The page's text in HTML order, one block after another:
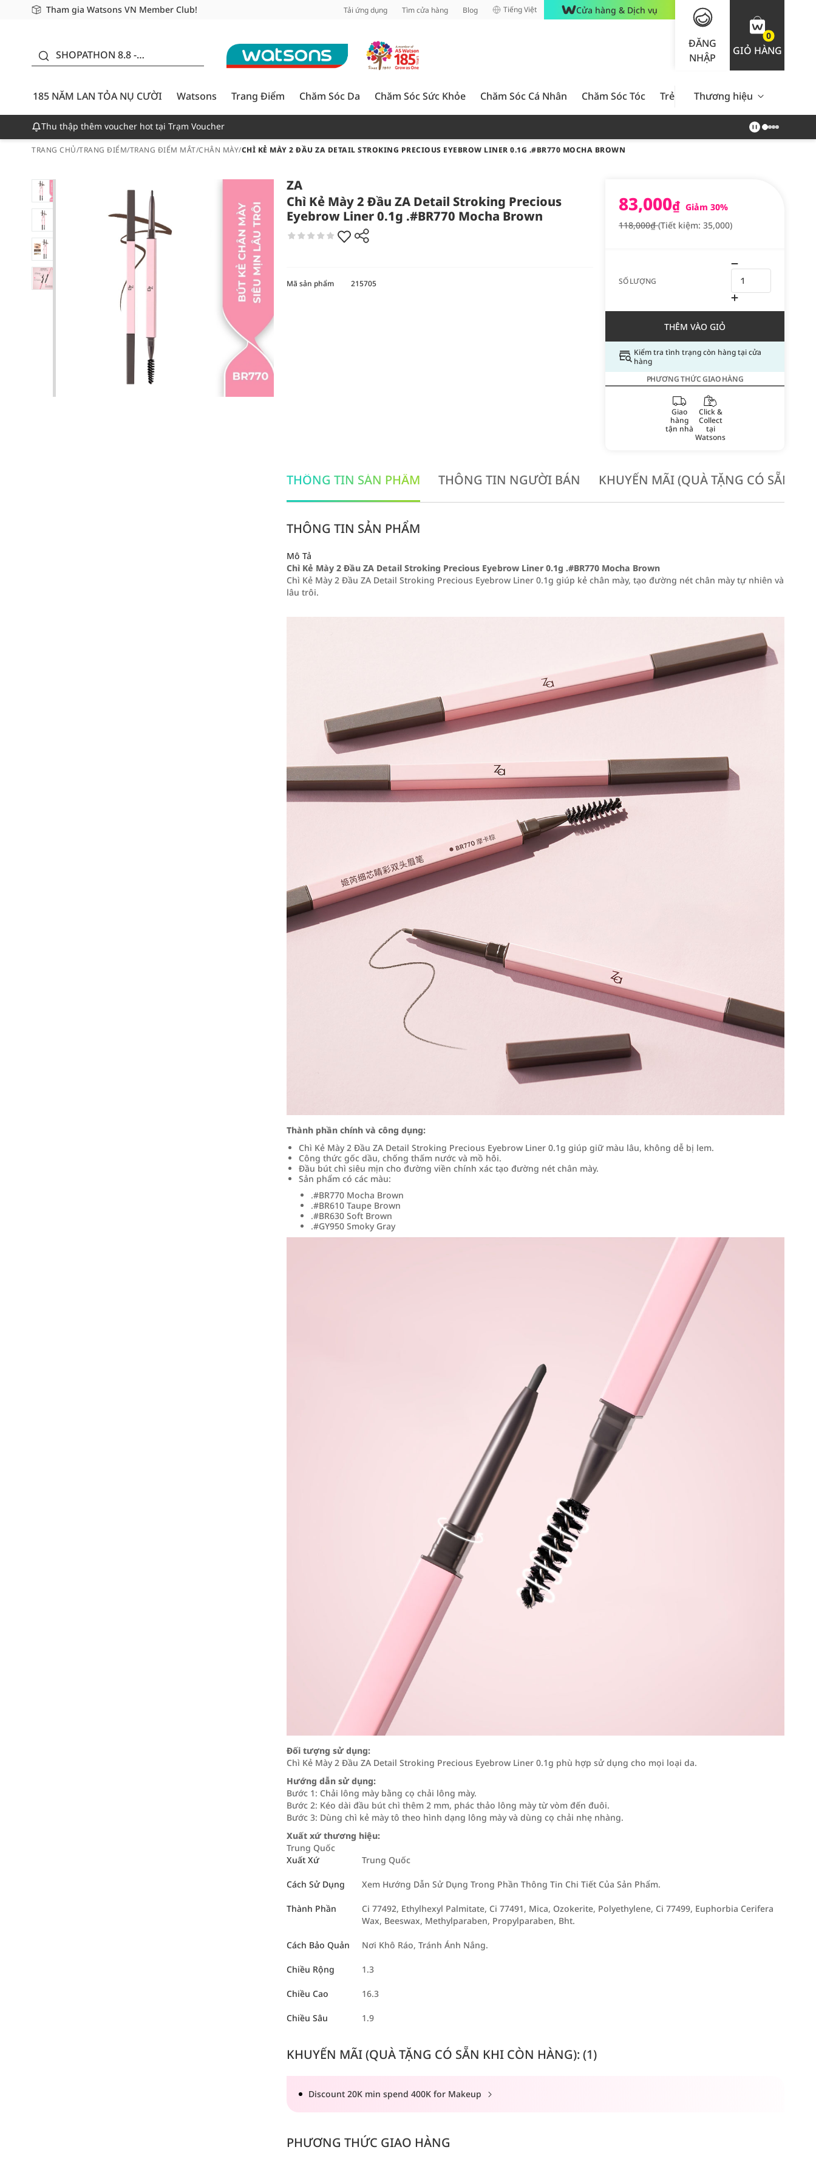
Tham gia Watsons VN Member Club!
Miễn phí giao hàng cho đơn hàng từ 249,000Đ
Giao hàng nhanh 24h - Áp dụng khu vực TP. Hồ Chí Minh Tải ứng dụng Tìm cửa hàng Blog Tiếng Việt Cửa hàng & Dịch vụ
ĐĂNG
NHẬP
0
GIỎ HÀNG
SHOPATHON 8.8 -
CƯỜI - GIẢM ĐẾN
50%
185 NĂM LAN TỎA NỤ CƯỜI
Watsons Trang Điểm Chăm Sóc Da Chăm Sóc Sức Khỏe Chăm Sóc Cá Nhân Chăm Sóc Tóc Trẻ Em Nam Giới Chăm Sóc
Thương hiệu
Thu thập thêm voucher hot tại Trạm Voucher
TRANG CHỦ/TRANG ĐIỂM/TRANG ĐIỂM MẮT/CHÂN MÀY/CHÌ KẺ MÀY 2 ĐẦU ZA DETAIL STROKING PRECIOUS EYEBROW LINER 0.1G .#BR770 MOCHA BROWN
ZA
Chì Kẻ Mày 2 Đầu ZA Detail Stroking Precious
Eyebrow Liner 0.1g .#BR770 Mocha Brown
83,000₫ Giảm 30%
118,000₫(Tiết kiệm: 35,000)
SỐ LƯỢNG
THÊM VÀO GIỎ
Kiểm tra tình trạng còn hàng tại cửa
hàng
PHƯƠNG THỨC GIAO HÀNG
Giao
hàng
tận nhà
Click &
Collect
tại
Watsons
Mã sản phẩm 215705
THÔNG TIN SẢN PHẨM THÔNG TIN NGƯỜI BÁN KHUYẾN MÃI (QUÀ TẶNG CÓ SẴN
THÔNG TIN SẢN PHẨM
Mô Tả
Chì Kẻ Mày 2 Đầu ZA Detail Stroking Precious Eyebrow Liner 0.1g .#BR770 Mocha Brown
Chì Kẻ Mày 2 Đầu ZA Detail Stroking Precious Eyebrow Liner 0.1g giúp kẻ chân mày, tạo đường nét chân mày tự nhiên và
lâu trôi.
Thành phần chính và công dụng:
Chì Kẻ Mày 2 Đầu ZA Detail Stroking Precious Eyebrow Liner 0.1g giúp giữ màu lâu, không dễ bị lem.
Công thức gốc dầu, chống thấm nước và mồ hôi.
Đầu bút chì siêu mịn cho đường viền chính xác tạo đường nét chân mày.
Sản phẩm có các màu:
.#BR770 Mocha Brown
.#BR610 Taupe Brown
.#BR630 Soft Brown
.#GY950 Smoky Gray
Đối tượng sử dụng:
Chì Kẻ Mày 2 Đầu ZA Detail Stroking Precious Eyebrow Liner 0.1g phù hợp sử dụng cho mọi loại da.
Hướng dẫn sử dụng:
Bước 1: Chải lông mày bằng cọ chải lông mày.
Bước 2: Kéo dài đầu bút chì thêm 2 mm, phác thảo lông mày từ vòm đến đuôi.
Bước 3: Dùng chì kẻ mày tô theo hình dạng lông mày và dùng cọ chải nhẹ nhàng.
Xuất xứ thương hiệu:
Trung Quốc
Xuất Xứ
Trung Quốc
Cách Sử Dụng Xem Hướng Dẫn Sử Dụng Trong Phần Thông Tin Chi Tiết Của Sản Phẩm.
Thành Phần
Ci 77492, Ethylhexyl Palmitate, Ci 77491, Mica, Ozokerite, Polyethylene, Ci 77499, Euphorbia Cerifera
Wax, Beeswax, Methylparaben, Propylparaben, Bht.
Cách Bảo Quản Nơi Khô Ráo, Tránh Ánh Nắng.
Chiều Rộng 1.3
Chiều Cao 16.3
Chiều Sâu 1.9
KHUYẾN MÃI (QUÀ TẶNG CÓ SẴN KHI CÒN HÀNG): (1)
Discount 20K min spend 400K for Makeup
PHƯƠNG THỨC GIAO HÀNG